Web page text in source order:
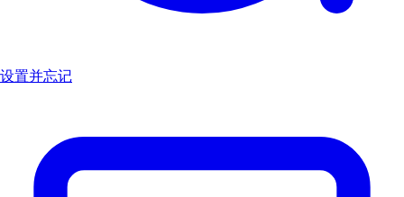
设置并忘记